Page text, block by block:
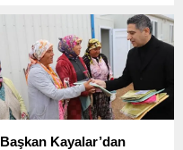
Başkan Kayalar’dan